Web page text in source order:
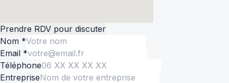
Prendre RDV pour discuter
Nom *
Email *
Téléphone
Entreprise